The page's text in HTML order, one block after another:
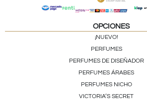
OPCIONES
¡NUEVO!
PERFUMES
PERFUMES DE DISEÑADOR
PERFUMES ÁRABES
PERFUMES NICHO
VICTORIA’S SECRET